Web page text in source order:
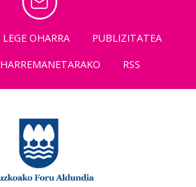
LEGE OHARRA
PUBLIZITATEA
HARREMANETARAKO RSS